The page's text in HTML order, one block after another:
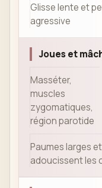
Glisse lente et
agressive
Joues et
Masséter,
muscles
zygomatiques,
région parotide
Paumes larges
adoucissent les